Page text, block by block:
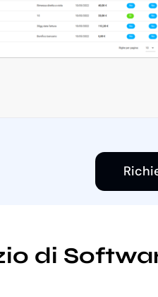
di